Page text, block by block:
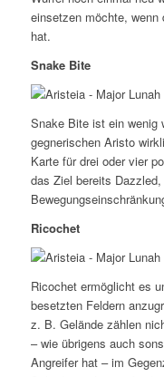
einsetzen möchte, wenn
hat.
Snake Bite
Snake Bite ist ein wenig
gegnerischen Aristo
Karte für drei oder vier
das Ziel bereits
Ricochet
Ricochet ermöglicht es
besetzten Feldern
z. B. Gelände zählen
– wie übrigens auch
Angreifer hat – im